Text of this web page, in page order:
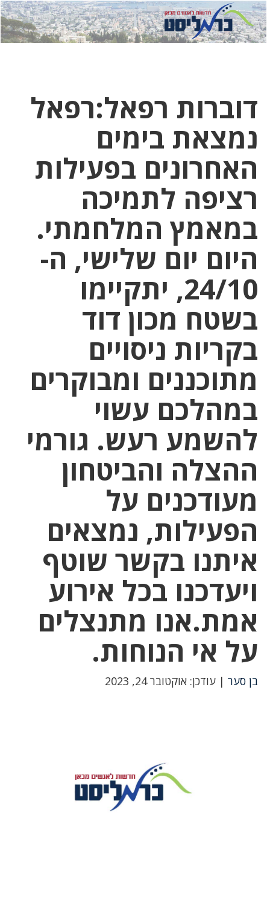
לחץ
כאן
לחץ
כדי
דוברות רפאל:רפאל
נמצאת בימים
האחרונים בפעילות
רציפה לתמיכה
במאמץ המלחמתי.
היום יום שלישי, ה-
24/10, יתקיימו
בשטח מכון דוד
בקריות ניסויים
מתוכננים ומבוקרים
במהלכם עשוי
להשמע רעש. גורמי
ההצלה והביטחון
מעודכנים על
הפעילות, נמצאים
איתנו בקשר שוטף
ויעדכנו בכל אירוע
אמת.אנו מתנצלים
על אי הנוחות.
בן סער | עודכן: אוקטובר 24, 2023